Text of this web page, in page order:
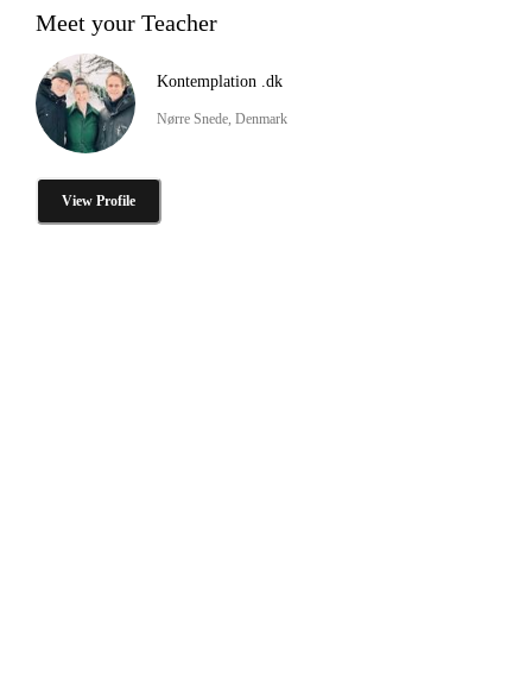
Meet your Teacher
Kontemplation .dk
Nørre Snede, Denmark
View Profile